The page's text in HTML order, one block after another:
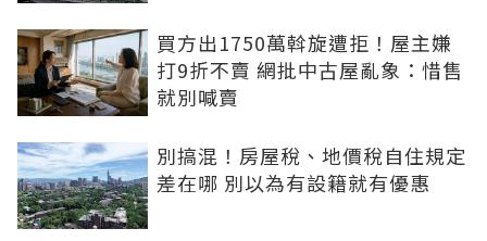
買方出1750萬斡旋遭拒！屋主嫌
打9折不賣 網批中古屋亂象：惜售
就別喊賣
別搞混！房屋稅、地價稅自住規定
差在哪 別以為有設籍就有優惠